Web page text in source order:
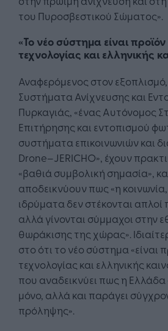
του Πυροσβεστικού Σώματος».
«To νέο σύστημα είναι
τεχνολογίας και ελληνικής
Αναφερόμενος στον
Συστήματα Ανίχνευσης και
Πυρκαγιάς, «ένας Αυτόνομος
Επιτήρησης και εντοπισμού
συστήματα επικοινωνιών και
Drone–JERICHO», έχουν
«βαθιά συμβολική σημασία»,
αποδεικνύουν πως «η κοινωνία,
ιδρύματα δεν στέκονται
αλλά γίνονται σύμμαχοι στην
θωράκισης της χώρας».
στο ότι το νέο σύστημα «είναι
τεχνολογίας και ελληνικής
που αναδεικνύει πως η Ελλάδα
μόνο, αλλά και παράγει
πρόληψης».